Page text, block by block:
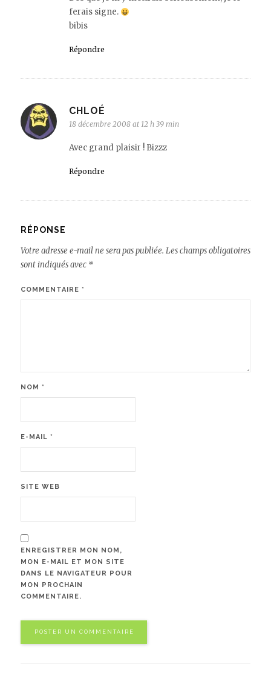
ferais signe.
bibis
Répondre
CHLOÉ
18 décembre 2008 at 12 h 39 min
Avec grand plaisir ! Bizzz
Répondre
RÉPONSE
Votre adresse e-mail ne sera pas publiée. Les champs obligatoires
sont indiqués avec *
COMMENTAIRE *
NOM *
E-MAIL *
SITE WEB
ENREGISTRER MON NOM,
MON E-MAIL ET MON SITE
DANS LE NAVIGATEUR POUR
MON PROCHAIN
COMMENTAIRE.